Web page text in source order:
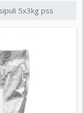
5x3kg pss